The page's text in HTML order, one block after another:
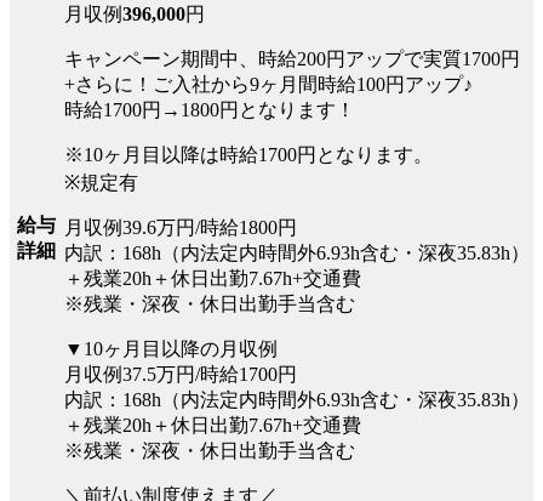
給与
詳細
月収例396,000円
キャンペーン期間中、時給200円アップで実質1700円
+さらに！ご入社から9ヶ月間時給100円アップ♪
時給1700円→1800円となります！
※10ヶ月目以降は時給1700円となります。
※規定有
月収例39.6万円/時給1800円
内訳：168h（内法定内時間外6.93h含む・深夜35.83h）
＋残業20h＋休日出勤7.67h+交通費
※残業・深夜・休日出勤手当含む
▼10ヶ月目以降の月収例
月収例37.5万円/時給1700円
内訳：168h（内法定内時間外6.93h含む・深夜35.83h）
＋残業20h＋休日出勤7.67h+交通費
※残業・深夜・休日出勤手当含む
＼前払い制度使えます／